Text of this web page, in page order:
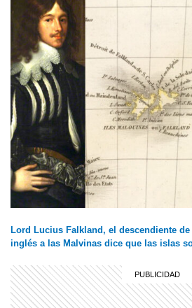
Lord Lucius Falkland, el descendiente
inglés a las Malvinas dice que las islas